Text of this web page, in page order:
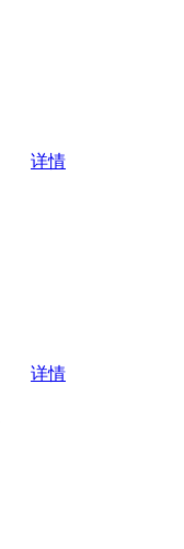
详情
详情